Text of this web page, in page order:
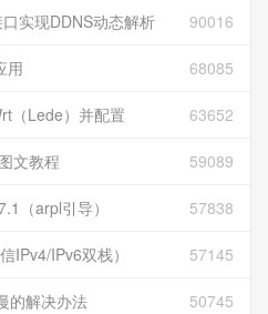
90016
实现DDNS动态解析
68085
用
63652
（Lede）并配置
59089
文教程
57838
（arpl引导）
57145
IPv4/IPv6双栈）
50745
的解决办法